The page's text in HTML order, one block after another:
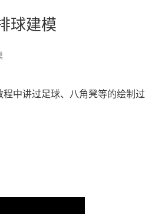
球建模
程中讲过足球、八角凳等的绘制过